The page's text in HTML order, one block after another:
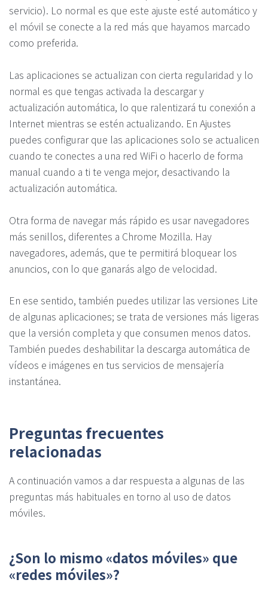
servicio). Lo normal es que este ajuste esté automático y
el móvil se conecte a la red más que hayamos marcado
como preferida.
Las aplicaciones se actualizan con cierta regularidad y lo
normal es que tengas activada la descargar y
actualización automática, lo que ralentizará tu conexión a
Internet mientras se estén actualizando. En Ajustes
puedes configurar que las aplicaciones solo se actualicen
cuando te conectes a una red WiFi o hacerlo de forma
manual cuando a ti te venga mejor, desactivando la
actualización automática.
Otra forma de navegar más rápido es usar navegadores
más senillos, diferentes a Chrome Mozilla. Hay
navegadores, además, que te permitirá bloquear los
anuncios, con lo que ganarás algo de velocidad.
En ese sentido, también puedes utilizar las versiones Lite
de algunas aplicaciones; se trata de versiones más ligeras
que la versión completa y que consumen menos datos.
También puedes deshabilitar la descarga automática de
vídeos e imágenes en tus servicios de mensajería
instantánea.
Preguntas frecuentes
relacionadas
A continuación vamos a dar respuesta a algunas de las
preguntas más habituales en torno al uso de datos
móviles.
¿Son lo mismo «datos móviles» que
«redes móviles»?